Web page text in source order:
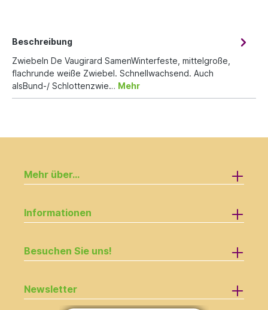
Beschreibung
Zwiebeln De Vaugirard SamenWinterfeste, mittelgroße,
flachrunde weiße Zwiebel. Schnellwachsend. Auch
alsBund-/ Schlottenzwie… Mehr
Mehr über...
Informationen
Besuchen Sie uns!
Newsletter